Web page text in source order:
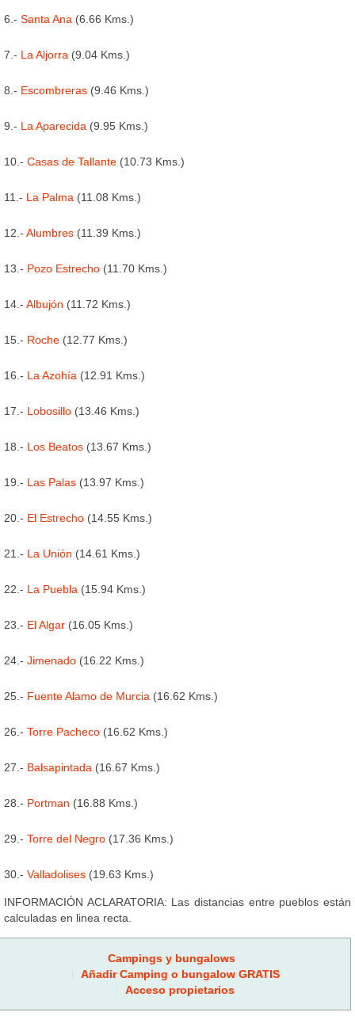
6.- Santa Ana (6.66 Kms.)
7.- La Aljorra (9.04 Kms.)
8.- Escombreras (9.46 Kms.)
9.- La Aparecida (9.95 Kms.)
10.- Casas de Tallante (10.73 Kms.)
11.- La Palma (11.08 Kms.)
12.- Alumbres (11.39 Kms.)
13.- Pozo Estrecho (11.70 Kms.)
14.- Albujón (11.72 Kms.)
15.- Roche (12.77 Kms.)
16.- La Azohía (12.91 Kms.)
17.- Lobosillo (13.46 Kms.)
18.- Los Beatos (13.67 Kms.)
19.- Las Palas (13.97 Kms.)
20.- El Estrecho (14.55 Kms.)
21.- La Unión (14.61 Kms.)
22.- La Puebla (15.94 Kms.)
23.- El Algar (16.05 Kms.)
24.- Jimenado (16.22 Kms.)
25.- Fuente Alamo de Murcia (16.62 Kms.)
26.- Torre Pacheco (16.62 Kms.)
27.- Balsapintada (16.67 Kms.)
28.- Portman (16.88 Kms.)
29.- Torre del Negro (17.36 Kms.)
30.- Valladolises (19.63 Kms.)
INFORMACIÓN ACLARATORIA: Las distancias entre pueblos están
calculadas en linea recta.
Campings y bungalows
Añadir Camping o bungalow GRATIS
Acceso propietarios